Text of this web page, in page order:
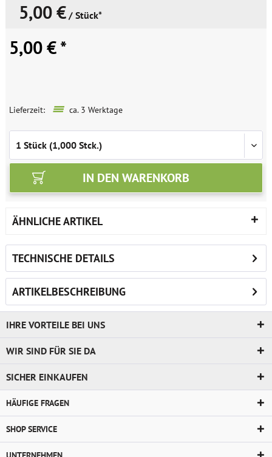
5,00 € / Stück*
5,00 € *
Lieferzeit: ca. 3 Werktage
IN DEN WARENKORB
ÄHNLICHE ARTIKEL
TECHNISCHE DETAILS
ARTIKELBESCHREIBUNG
IHRE VORTEILE BEI UNS
WIR SIND FÜR SIE DA
SICHER EINKAUFEN
HÄUFIGE FRAGEN
SHOP SERVICE